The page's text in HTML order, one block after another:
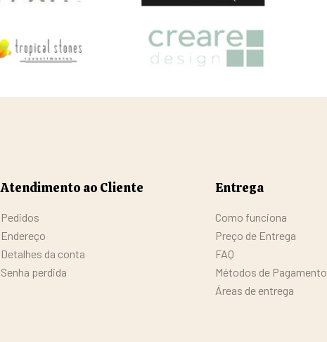
Atendimento ao Cliente
Pedidos
Endereço
Detalhes da conta
Senha perdida
Entrega
Como funciona
Preço de Entrega
FAQ
Métodos de Pagamento
Áreas de entrega